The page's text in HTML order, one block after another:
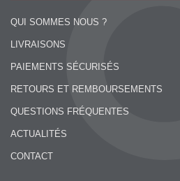
QUI SOMMES NOUS ?
LIVRAISONS
PAIEMENTS SÉCURISÉS
RETOURS ET REMBOURSEMENTS
QUESTIONS FRÉQUENTES
ACTUALITÉS
CONTACT